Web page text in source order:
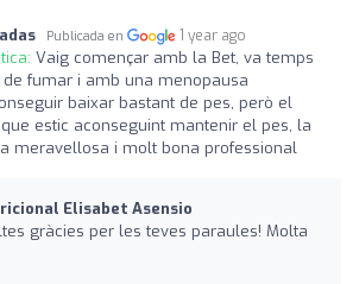
Publicada en 1 year ago
Vaig començar amb la Bet, va temps
fumar i amb una menopausa
baixar bastant de pes, però el
estic aconseguint mantenir el pes, la
meravellosa i molt bona professional
Elisabet Asensio
gràcies per les teves paraules! Molta